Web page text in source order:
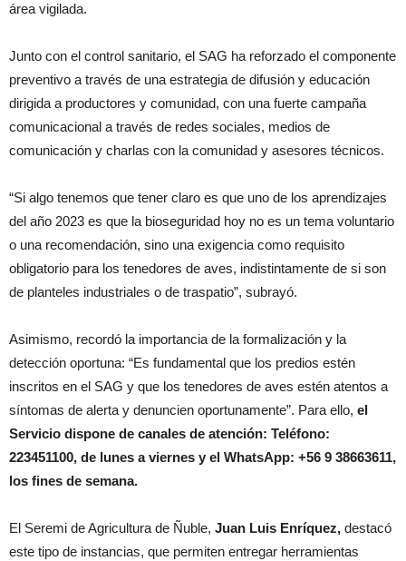
área vigilada.
Junto con el control sanitario, el SAG ha reforzado el componente
preventivo a través de una estrategia de difusión y educación
dirigida a productores y comunidad, con una fuerte campaña
comunicacional a través de redes sociales, medios de
comunicación y charlas con la comunidad y asesores técnicos.
“Si algo tenemos que tener claro es que uno de los aprendizajes
del año 2023 es que la bioseguridad hoy no es un tema voluntario
o una recomendación, sino una exigencia como requisito
obligatorio para los tenedores de aves, indistintamente de si son
de planteles industriales o de traspatio”, subrayó.
Asimismo, recordó la importancia de la formalización y la
detección oportuna: “Es fundamental que los predios estén
inscritos en el SAG y que los tenedores de aves estén atentos a
síntomas de alerta y denuncien oportunamente”. Para ello, el
Servicio dispone de canales de atención: Teléfono:
223451100, de lunes a viernes y el WhatsApp: +56 9 38663611,
los fines de semana.
El Seremi de Agricultura de Ñuble, Juan Luis Enríquez, destacó
este tipo de instancias, que permiten entregar herramientas